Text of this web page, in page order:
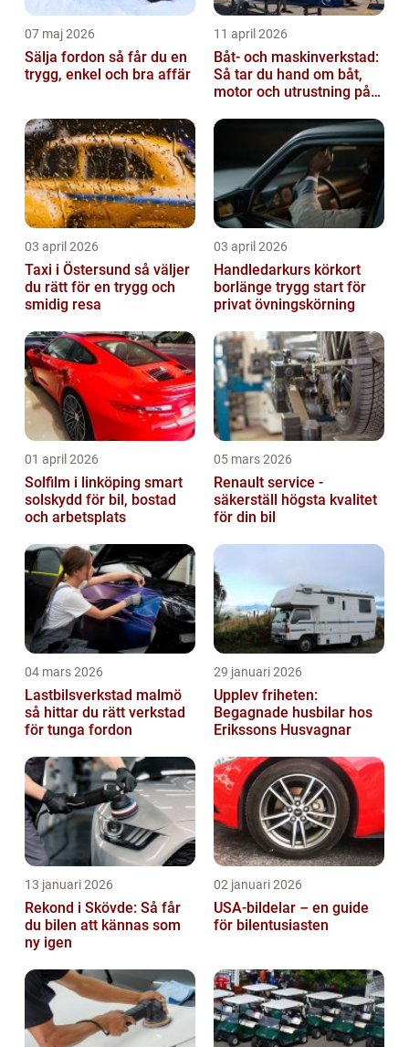
07 maj 2026
Sälja fordon så får du en
trygg, enkel och bra affär
11 april 2026
Båt- och maskinverkstad:
Så tar du hand om båt,
motor och utrustning på
03 april 2026
Taxi i Östersund så väljer
du rätt för en trygg och
smidig resa
03 april 2026
Handledarkurs körkort
borlänge trygg start för
privat övningskörning
01 april 2026
Solfilm i linköping smart
solskydd för bil, bostad
och arbetsplats
05 mars 2026
Renault service -
säkerställ högsta kvalitet
för din bil
04 mars 2026
Lastbilsverkstad malmö
så hittar du rätt verkstad
för tunga fordon
29 januari 2026
Upplev friheten:
Begagnade husbilar hos
Erikssons Husvagnar
13 januari 2026
Rekond i Skövde: Så får
du bilen att kännas som
ny igen
02 januari 2026
USA-bildelar – en guide
för bilentusiasten